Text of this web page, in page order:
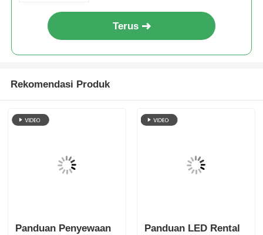
Terus
Rekomendasi Produk
Panduan Penyewaan
Panduan LED Rental